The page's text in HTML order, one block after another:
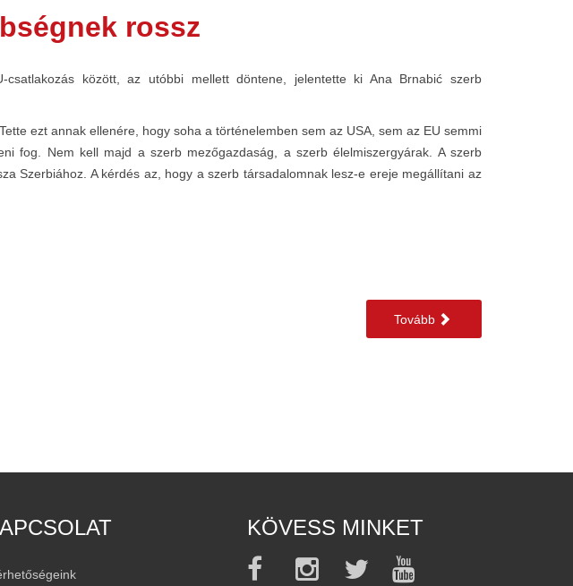
rossz
között, az utóbbi mellett döntene, jelentette ki Ana Brnabić szerb
ezt annak ellenére, hogy soha a történelemben sem az USA, sem az EU semmi
fog. Nem kell majd a szerb mezőgazdaság, a szerb élelmiszergyárak. A szerb
Szerbiához. A kérdés az, hogy a szerb társadalomnak lesz-e ereje megállítani az
Tovább
KÖVESS MINKET